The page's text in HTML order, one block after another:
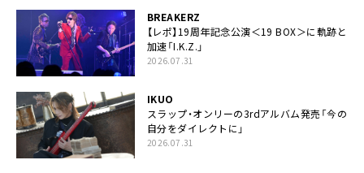
BREAKERZ
【レポ】19周年記念公演＜19 BOX＞に軌跡と
加速「I.K.Z.」
2026.07.31
IKUO
スラップ・オンリーの3rdアルバム発売「今の
自分をダイレクトに」
2026.07.31